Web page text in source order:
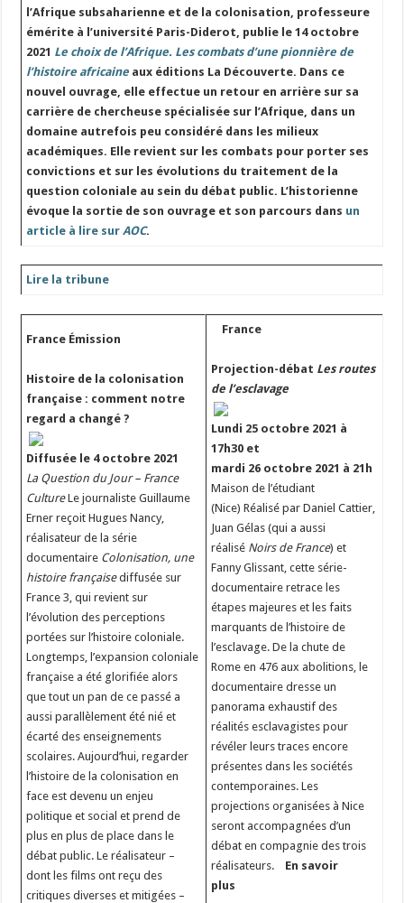
l’Afrique subsaharienne et de la colonisation, professeure
émérite à l’université Paris-Diderot, publie le 14 octobre
2021 Le choix de l’Afrique. Les combats d’une pionnière de
l’histoire africaine aux éditions La Découverte. Dans ce
nouvel ouvrage, elle effectue un retour en arrière sur sa
carrière de chercheuse spécialisée sur l’Afrique, dans un
domaine autrefois peu considéré dans les milieux
académiques. Elle revient sur les combats pour porter ses
convictions et sur les évolutions du traitement de la
question coloniale au sein du débat public. L’historienne
évoque la sortie de son ouvrage et son parcours dans un
article à lire surAOC.
Lire la tribune
France Émission
Histoire de la colonisation
française : comment notre
regard a changé ?
Diffusée le 4 octobre 2021
La Question du Jour – France
CultureLe journaliste Guillaume
Erner reçoit Hugues Nancy,
réalisateur de la série
documentaire Colonisation, une
histoire françaisediffusée sur
France 3, qui revient sur
l’évolution des perceptions
portées sur l’histoire coloniale.
Longtemps, l’expansion coloniale
française a été glorifiée alors
que tout un pan de ce passé a
aussi parallèlement été nié et
écarté des enseignements
scolaires. Aujourd’hui, regarder
l’histoire de la colonisation en
face est devenu un enjeu
politique et social et prend de
plus en plus de place dans le
débat public. Le réalisateur –
dont les films ont reçu des
critiques diverses et mitigées –
France
Projection-débat Les routes
de l’esclavage
Lundi 25 octobre 2021 à
17h30 et
mardi 26 octobre 2021 à 21h
Maison de l’étudiant
(Nice) Réalisé par Daniel Cattier,
Juan Gélas (qui a aussi
réalisé Noirs de France) et
Fanny Glissant, cette série-
documentaire retrace les
étapes majeures et les faits
marquants de l’histoire de
l’esclavage. De la chute de
Rome en 476 aux abolitions, le
documentaire dresse un
panorama exhaustif des
réalités esclavagistes pour
révéler leurs traces encore
présentes dans les sociétés
contemporaines. Les
projections organisées à Nice
seront accompagnées d’un
débat en compagnie des trois
réalisateurs. En savoir
plus